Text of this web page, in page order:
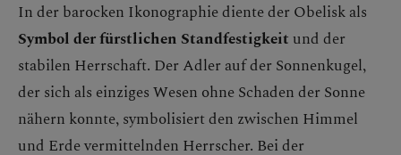
In der barocken Ikonographie diente der Obelisk als
Symbol der fürstlichen Standfestigkeit und der
stabilen Herrschaft. Der Adler auf der Sonnenkugel,
der sich als einziges Wesen ohne Schaden der Sonne
nähern konnte, symbolisiert den zwischen Himmel
und Erde vermittelnden Herrscher. Bei der